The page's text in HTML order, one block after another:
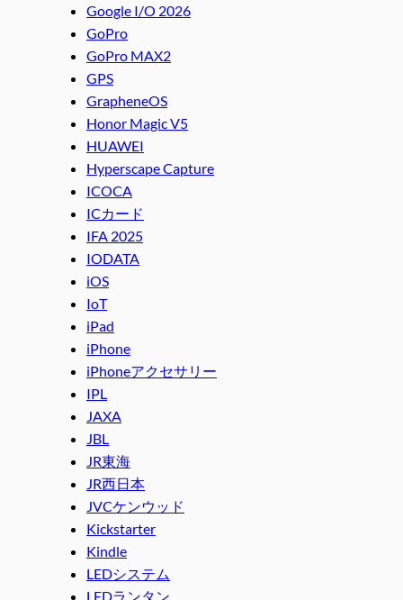
Google I/O 2026
GoPro
GoPro MAX2
GPS
GrapheneOS
Honor Magic V5
HUAWEI
Hyperscape Capture
ICOCA
ICカード
IFA 2025
IODATA
iOS
IoT
iPad
iPhone
iPhoneアクセサリー
IPL
JAXA
JBL
JR東海
JR西日本
JVCケンウッド
Kickstarter
Kindle
LEDシステム
LEDランタン